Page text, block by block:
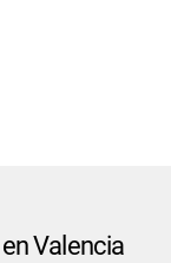
Valencia